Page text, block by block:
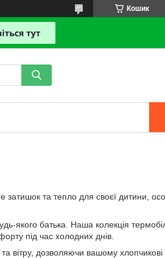
Кошик
та тепло для своєї дитини,
якого батька. Наша колекція
під час холодних днів.
вітру, дозволяючи вашому